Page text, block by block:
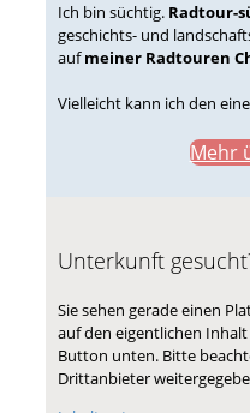
Ich bin süchtig. Radtour-
geschichts- und
aufmeiner Radtouren
Vielleicht kann ich den
Mehr
Unterkunft
Sie sehen gerade einen
auf den eigentlichen
Button unten. Bitte
Drittanbieter